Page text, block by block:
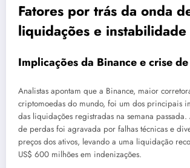
Fatores por trás da onda
liquidações e instabilidade
Implicações da Binance e crise
Analistas apontam que a Binance, maior
criptomoedas do mundo, foi um dos principais
das liquidações registradas na semana
de perdas foi agravada por falhas técnicas e
preços dos ativos, levando a uma liquidação
US$ 600 milhões em indenizações.